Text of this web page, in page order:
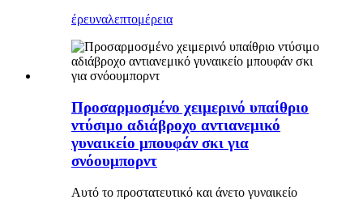
έρευναλεπτομέρεια
Προσαρμοσμένο χειμερινό υπαίθριο
ντύσιμο αδιάβροχο αντιανεμικό
γυναικείο μπουφάν σκι για
σνόουμπορντ
Αυτό το προστατευτικό και άνετο γυναικείο